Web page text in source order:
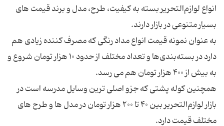
انواع لوازم‌التحریر بسته به کیفیت، طرح، مدل و برند قیمت های
به عنوان نمونه قیمت انواع مداد رنگی که مصرف کننده زیادی هم
دارد در بسته‌بندی‌ها و تعداد مختلف از حدود ۱۰ هزار تومان شروع و
همچنین کوله پشتی که جزو اصلی ترین وسایل مدرسه است در
بازار لوازم‌التحریر بین ۴۰ تا ۲۰۰ هزار تومان در مدل ها و طرح های